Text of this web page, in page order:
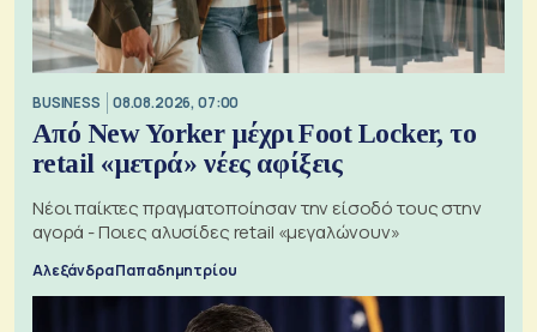
BUSINESS 08.08.2026, 07:00
Από New Yorker μέχρι Foot Locker, το
retail «μετρά» νέες αφίξεις
Νέοι παίκτες πραγματοποίησαν την είσοδό τους στην
αγορά - Ποιες αλυσίδες retail «μεγαλώνουν»
Αλεξάνδρα Παπαδημητρίου